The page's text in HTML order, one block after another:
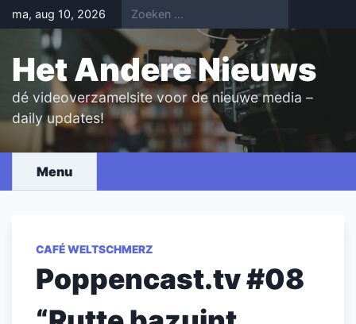
Skip
to
content
ma, aug 10, 2026
Het Andere Nieuws
dé videoverzamelsite voor de nieuwe media –
daily updates!
Menu
CAFÉ WELTSCHMERZ
Poppencast.tv #08